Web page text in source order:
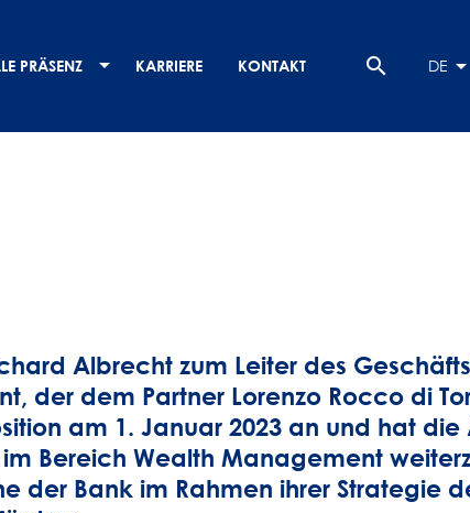
PRÄSENZ KARRIERE KONTAKT search DE
Albrecht zum Leiter des
der dem Partner Lorenzo Rocco di
am 1. Januar 2023 an und hat
Bereich Wealth Management
der Bank im Rahmen ihrer Strategie